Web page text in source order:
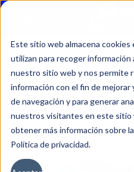
Este sitio web almacena
utilizan para recoger
nuestro sitio web y nos permite
información con el fin de
de navegación y para generar
nuestros visitantes en este sitio
obtener más información sobre
Política de privacidad.
Inicio Autos